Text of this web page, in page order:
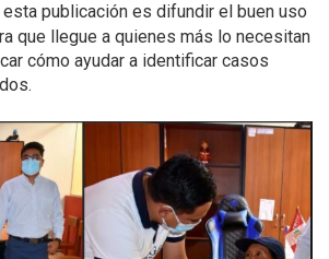
publicación es difundir el buen uso
que llegue a quienes más lo necesitan
cómo ayudar a identificar casos